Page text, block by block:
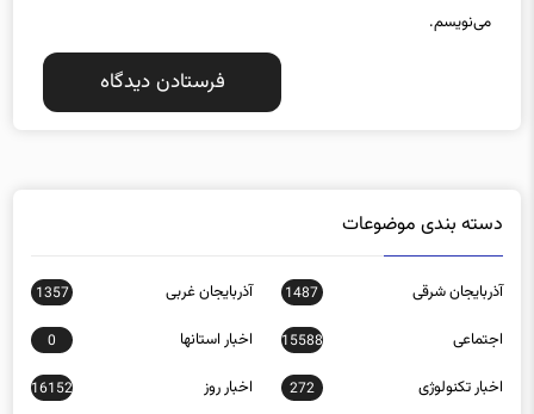
می‌نویسم.
دسته بندی موضوعات
آذربایجان شرقی 1487 آذربایجان غربی 1357
اجتماعی 15588 اخبار استانها 0
اخبار تکنولوژی 272 اخبار روز 16152